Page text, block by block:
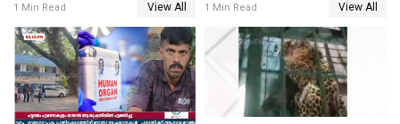
ദാരുണാന്ത്യം; ജീപ്സി
ഓടിച്ചയാൾ അറസ്റ്റിൽ.
1 Min Read View All 1 Min Read View All